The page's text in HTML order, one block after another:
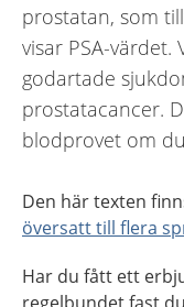
prostatan, som
visar PSA-värdet.
godartade
prostatacancer.
blodprovet om
Den här texten
översatt till flera
Har du fått ett